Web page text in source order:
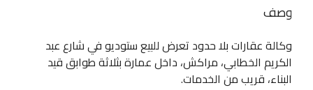
وصف
وكالة عقارات بلا حدود تعرض للبيع ستوديو في شارع عبد
الكريم الخطابي، مراكش، داخل عمارة بثلاثة طوابق قيد
البناء، قريب من الخدمات.